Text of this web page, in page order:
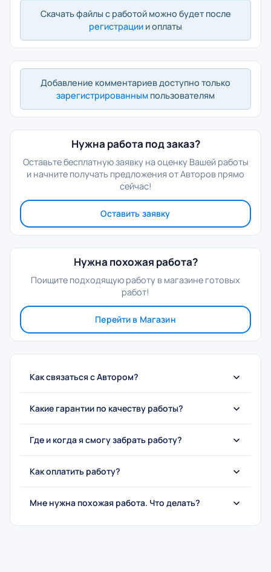
Скачать файлы с работой можно будет после
регистрации и оплаты
Добавление комментариев доступно только
зарегистрированным пользователям
Нужна работа под заказ?
Оставьте бесплатную заявку на оценку Вашей работы
и начните получать предложения от Авторов прямо
сейчас!
Оставить заявку
Нужна похожая работа?
Поищите подходящую работу в магазине готовых
работ!
Перейти в Магазин
Как связаться с Автором?
Какие гарантии по качеству работы?
Где и когда я смогу забрать работу?
Как оплатить работу?
Мне нужна похожая работа. Что делать?